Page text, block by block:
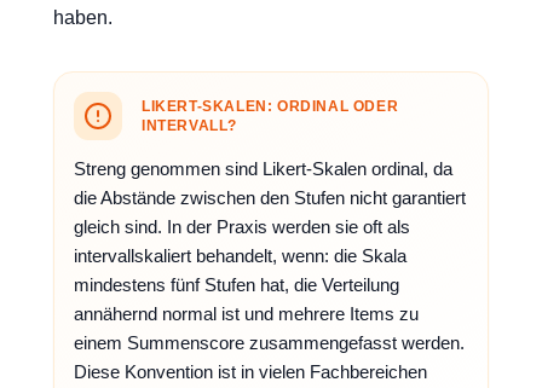
haben.
LIKERT-SKALEN: ORDINAL ODER
INTERVALL?
Streng genommen sind Likert-Skalen ordinal, da
die Abstände zwischen den Stufen nicht garantiert
gleich sind. In der Praxis werden sie oft als
intervallskaliert behandelt, wenn: die Skala
mindestens fünf Stufen hat, die Verteilung
annähernd normal ist und mehrere Items zu
einem Summenscore zusammengefasst werden.
Diese Konvention ist in vielen Fachbereichen